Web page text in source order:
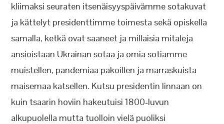
kliimaksi seuraten itsenäisyyspäivämme sotakuvat
ja kättelyt presidenttimme toimesta sekä opiskella
samalla, ketkä ovat saaneet ja millaisia mitaleja
ansioistaan Ukrainan sotaa ja omia sotiamme
muistellen, pandemiaa pakoillen ja marraskuista
maisemaa katsellen. Kutsu presidentin linnaan on
kuin tsaarin hoviin hakeutuisi 1800-luvun
alkupuolella mutta tuolloin vielä puoliksi